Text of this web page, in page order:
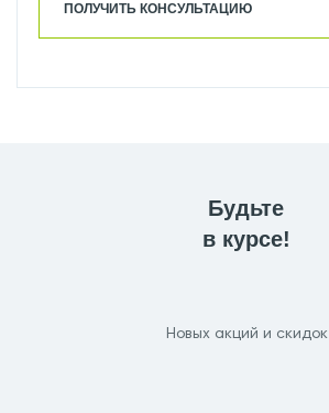
ПОЛУЧИТЬ КОНСУЛЬТАЦИЮ
Будьте
в курсе!
Новых акций и скидок